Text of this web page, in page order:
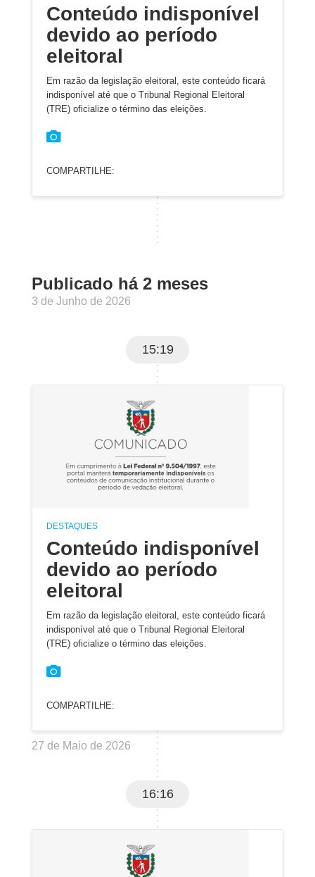
Conteúdo indisponível
devido ao período
eleitoral
Em razão da legislação eleitoral, este conteúdo ficará
indisponível até que o Tribunal Regional Eleitoral
(TRE) oficialize o término das eleições.
COMPARTILHE:
Publicado há 2 meses
3 de Junho de 2026
15:19
DESTAQUES
Conteúdo indisponível
devido ao período
eleitoral
Em razão da legislação eleitoral, este conteúdo ficará
indisponível até que o Tribunal Regional Eleitoral
(TRE) oficialize o término das eleições.
COMPARTILHE:
27 de Maio de 2026
16:16